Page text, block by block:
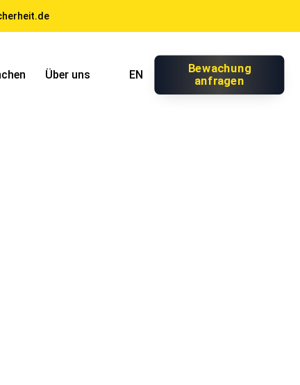
Über uns EN
Bewachung
anfragen